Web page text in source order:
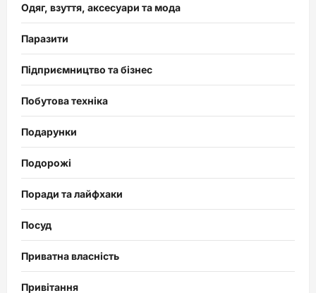
Одяг, взуття, аксесуари та мода
Паразити
Підприємництво та бізнес
Побутова техніка
Подарунки
Подорожі
Поради та лайфхаки
Посуд
Приватна власність
Привітання